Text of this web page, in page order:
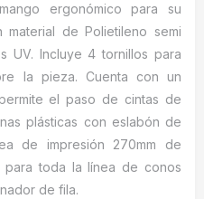
ergonómico para su
material de Polietileno semi
UV. Incluye 4 tornillos para
la pieza. Cuenta con un
el paso de cintas de
plásticas con eslabón de
de impresión 270mm de
para toda la línea de conos
de fila.